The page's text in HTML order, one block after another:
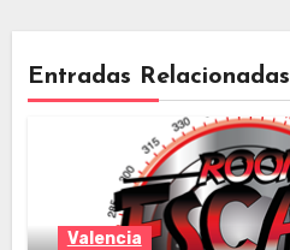
Entradas Relacionadas
Valencia